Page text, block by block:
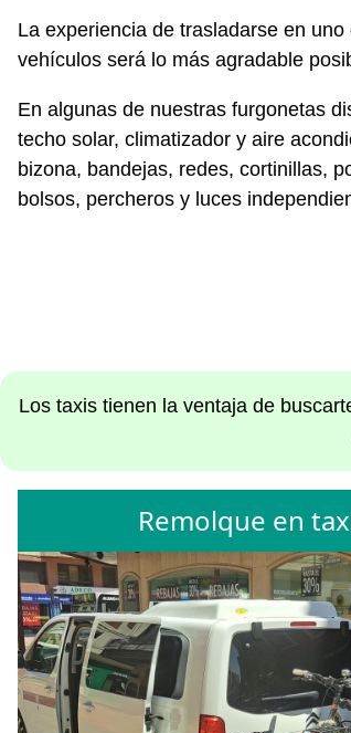
La experiencia de trasladarse en uno
vehículos será lo más agradable
En algunas de nuestras furgonetas
techo solar, climatizador y aire
bizona, bandejas, redes, cortinillas,
bolsos, percheros y luces
Los taxis tienen la ventaja de
Remolque en